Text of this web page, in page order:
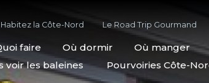
Habitez la Côte-Nord Le Road Trip Gourmand
faire Où dormir Où manger
voir les baleines
Pourvoiries Côte-